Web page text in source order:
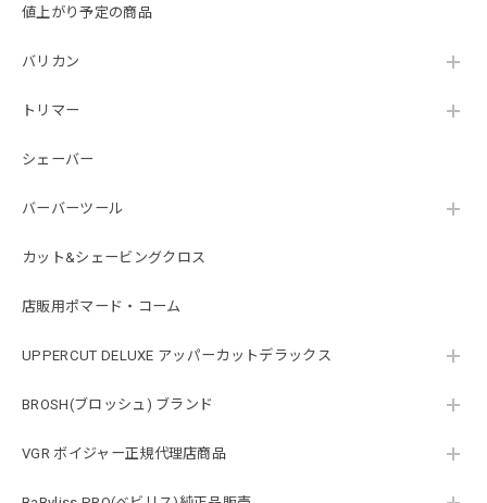
値上がり予定の商品
バリカン
トリマー
シェーバー
バーバーツール
カット&シェービングクロス
店販用ポマード・コーム
UPPERCUT DELUXE アッパーカットデラックス
BROSH(ブロッシュ) ブランド
VGR ボイジャー正規代理店商品